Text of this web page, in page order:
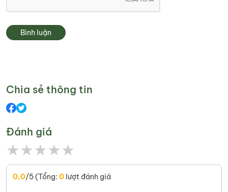
Bình luận
Chia sẻ thông tin
Đánh giá
★★★★★
0,0/5 (Tổng: 0 lượt đánh giá